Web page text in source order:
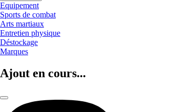
Equipement
Sports de combat
Arts martiaux
Entretien physique
Déstockage
Marques
Ajout en cours...